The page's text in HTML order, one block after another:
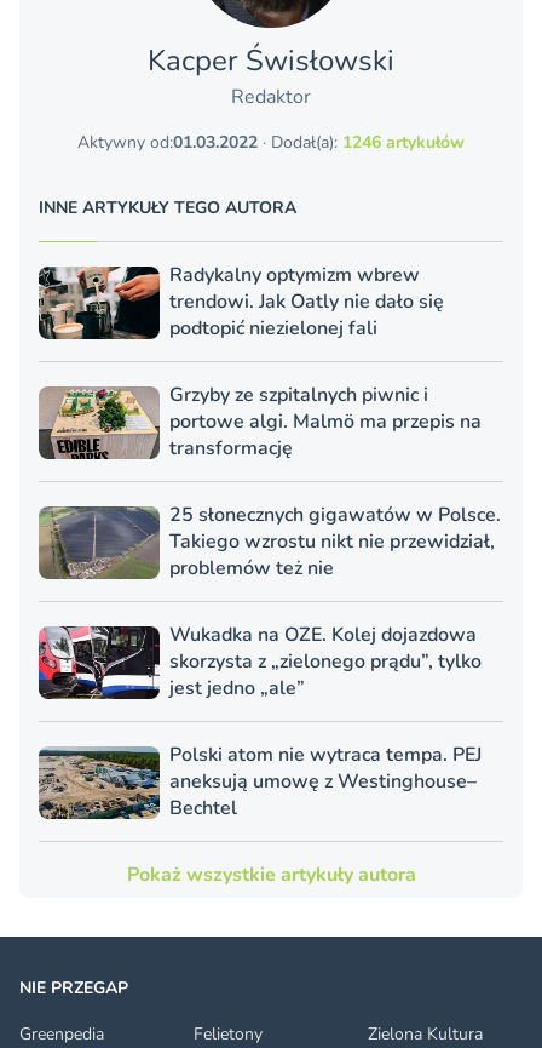
Kacper Świsło­wski
Redaktor
Aktywny od:01.03.2022 · Dodał(a): 1246 artykułów
INNE ARTYKUŁY TEGO AUTORA
Radykalny optymizm wbrew
trendowi. Jak Oatly nie dało się
podtopić niezielonej fali
Grzyby ze szpitalnych piwnic i
portowe algi. Malmö ma przepis na
transformację
25 słonecznych gigawatów w Polsce.
Takiego wzrostu nikt nie przewidział,
problemów też nie
Wukadka na OZE. Kolej dojazdowa
skorzysta z „zielonego prądu”, tylko
jest jedno „ale”
Polski atom nie wytraca tempa. PEJ
aneksują umowę z Westinghouse–
Bechtel
Pokaż wszystkie artykuły autora
NIE PRZEGAP
Greenpedia
Felietony Zielona Kultura